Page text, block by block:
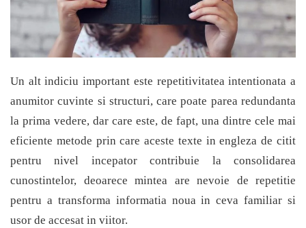
Un alt indiciu important este repetitivitatea intentionata a
anumitor cuvinte si structuri, care poate parea redundanta
la prima vedere, dar care este, de fapt, una dintre cele mai
eficiente metode prin care aceste texte in engleza de citit
pentru nivel incepator contribuie la consolidarea
cunostintelor, deoarece mintea are nevoie de repetitie
pentru a transforma informatia noua in ceva familiar si
usor de accesat in viitor.